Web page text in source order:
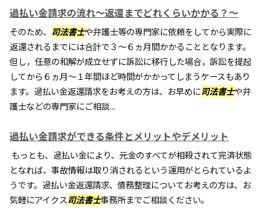
過払い金請求の流れ～返還までどれくらいかかる？～
そのため、 司法書士や弁護士等の専門家に依頼をしてから実際に
返還されるまでには合計で３～６ヵ月間かかることとなります。
但し，任意の和解が成立せずに訴訟に移行した場合，訴訟を提起
してから６ヵ月～１年間ほど時間がかかってしまうケースもあり
ます。過払い金返還請求をお考えの方は、お早めに司法書士や弁
護士などの専門家にご相談...
過払い金請求ができる条件とメリットやデメリット
もっとも、過払い金により、元金のすべてが相殺されて完済状態
となれば、事故情報は取り消されるという運用がとられているよ
うです。過払い金返還請求、債務整理についてお考えの方は、お
気軽にアイクス司法書士事務所までご相談ください。